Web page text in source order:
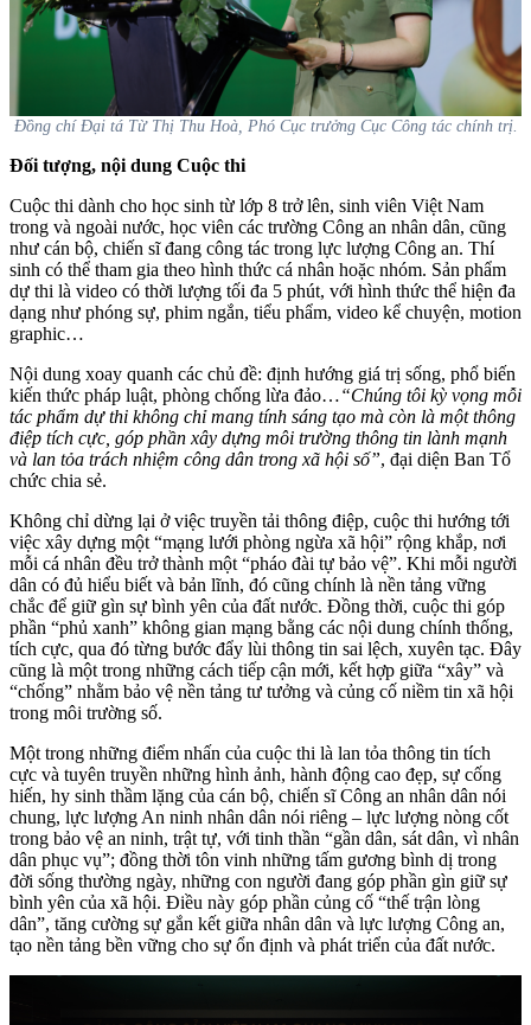
Đồng chí Đại tá Từ Thị Thu Hoà, Phó Cục trưởng Cục Công tác chính trị.
Đối tượng, nội dung Cuộc thi
Cuộc thi dành cho học sinh từ lớp 8 trở lên, sinh viên Việt Nam
trong và ngoài nước, học viên các trường Công an nhân dân, cũng
như cán bộ, chiến sĩ đang công tác trong lực lượng Công an. Thí
sinh có thể tham gia theo hình thức cá nhân hoặc nhóm. Sản phẩm
dự thi là video có thời lượng tối đa 5 phút, với hình thức thể hiện đa
dạng như phóng sự, phim ngắn, tiểu phẩm, video kể chuyện, motion
graphic…
Nội dung xoay quanh các chủ đề: định hướng giá trị sống, phổ biến
kiến thức pháp luật, phòng chống lừa đảo…“Chúng tôi kỳ vọng mỗi
tác phẩm dự thi không chỉ mang tính sáng tạo mà còn là một thông
điệp tích cực, góp phần xây dựng môi trường thông tin lành mạnh
và lan tỏa trách nhiệm công dân trong xã hội số”, đại diện Ban Tổ
chức chia sẻ.
Không chỉ dừng lại ở việc truyền tải thông điệp, cuộc thi hướng tới
việc xây dựng một “mạng lưới phòng ngừa xã hội” rộng khắp, nơi
mỗi cá nhân đều trở thành một “pháo đài tự bảo vệ”. Khi mỗi người
dân có đủ hiểu biết và bản lĩnh, đó cũng chính là nền tảng vững
chắc để giữ gìn sự bình yên của đất nước. Đồng thời, cuộc thi góp
phần “phủ xanh” không gian mạng bằng các nội dung chính thống,
tích cực, qua đó từng bước đẩy lùi thông tin sai lệch, xuyên tạc. Đây
cũng là một trong những cách tiếp cận mới, kết hợp giữa “xây” và
“chống” nhằm bảo vệ nền tảng tư tưởng và củng cố niềm tin xã hội
trong môi trường số.
Một trong những điểm nhấn của cuộc thi là lan tỏa thông tin tích
cực và tuyên truyền những hình ảnh, hành động cao đẹp, sự cống
hiến, hy sinh thầm lặng của cán bộ, chiến sĩ Công an nhân dân nói
chung, lực lượng An ninh nhân dân nói riêng – lực lượng nòng cốt
trong bảo vệ an ninh, trật tự, với tinh thần “gần dân, sát dân, vì nhân
dân phục vụ”; đồng thời tôn vinh những tấm gương bình dị trong
đời sống thường ngày, những con người đang góp phần gìn giữ sự
bình yên của xã hội. Điều này góp phần củng cố “thế trận lòng
dân”, tăng cường sự gắn kết giữa nhân dân và lực lượng Công an,
tạo nền tảng bền vững cho sự ổn định và phát triển của đất nước.